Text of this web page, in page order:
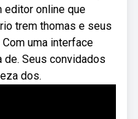
editor online que
trem thomas e seus
uma interface
de. Seus convidados
dos.